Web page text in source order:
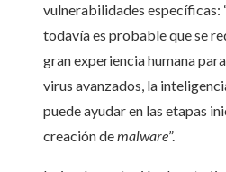
vulnerabilidades específicas:
todavía es probable que se
gran experiencia humana
virus avanzados, la
puede ayudar en las etapas
creación demalware”.